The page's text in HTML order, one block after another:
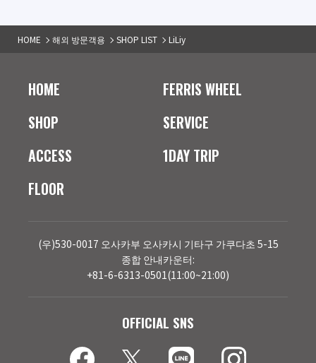
HOME 해외 방문객용 SHOP LIST LiLiy
HOME
SHOP
ACCESS
FLOOR
FERRIS WHEEL
SERVICE
1DAY TRIP
(우)530-0017 오사카부 오사카시 기타구 가쿠다초 5-15
종합 안내카운터:
+81-6-6313-0501(11:00~21:00)
OFFICIAL SNS